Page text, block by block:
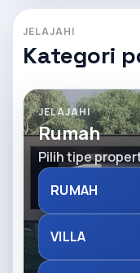
JELAJAHI
Kategori
JELAJAHI
Rumah
Pilih tipe
RUMAH
VILLA